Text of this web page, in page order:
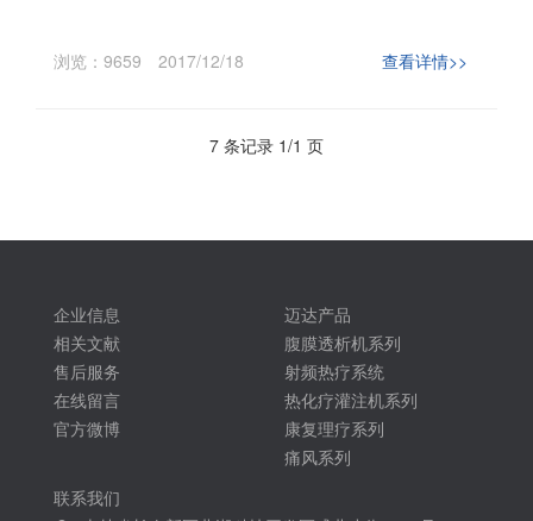
浏览：9659 2017/12/18 查看详情>>
7 条记录 1/1 页
企业信息
相关文献
售后服务
在线留言
官方微博
迈达产品
腹膜透析机系列
射频热疗系统
热化疗灌注机系列
康复理疗系列
痛风系列
联系我们